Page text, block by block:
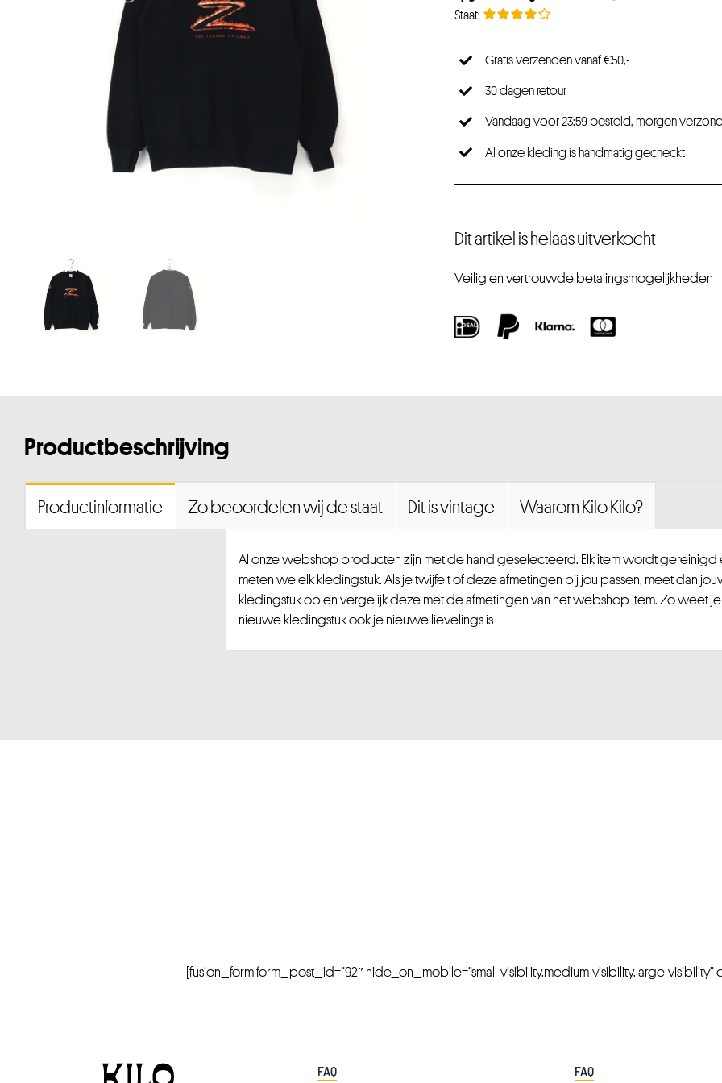
Gratis verzenden vanaf €50,-
30 dagen retour
Vandaag voor 23:59 besteld, morgen
Al onze kleding is handmatig gecheckt
Dit artikel is helaas uitverkocht
Veilig en vertrouwde betalingsmogelijkheden
Productbeschrijving
Productinformatie Zo beoordelen wij de staat Dit is vintage Waarom Kilo Kilo?
Al onze webshop producten zijn met de hand geselecteerd. Elk item wordt gereinigd
meten we elk kledingstuk. Als je twijfelt of deze afmetingen bij jou passen, meet dan
kledingstuk op en vergelijk deze met de afmetingen van het webshop item. Zo weet
nieuwe kledingstuk ook je nieuwe lievelings is
[fusion_form form_post_id=”92″ hide_on_mobile=”small-visibility,medium-visibility,large-visibility”
FAQ FAQ